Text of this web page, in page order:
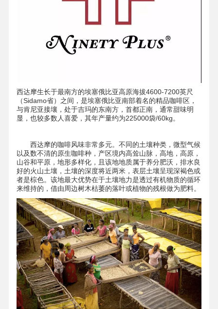
西达摩生长于最南方的埃塞俄比亚高原海拔4600-7200英尺
（Sidamo省）之间，是埃塞俄比亚南部着名的精品咖啡区，
与肯尼亚接壤，处于吉玛的东南方，首都正南，通常甜味明
显，也较多数人喜爱，其年产量约为225000袋/60kg。
西达摩的咖啡风味非常多元。不同的土壤种类，微型气候
以及数不清的原生咖啡种，产区境内高耸山脉，高地，高原，
山谷和平原，地形多样化，且该地地质属于养分肥沃，排水良
好的火山土壤，土壤的深度将近两米，表层土壤呈现深褐色或
者是棕色。该地最大优势在于土壤地力是透过有机物质的循环
来维持的，借由周边树木枯萎的落叶或植物的残根做为肥料。